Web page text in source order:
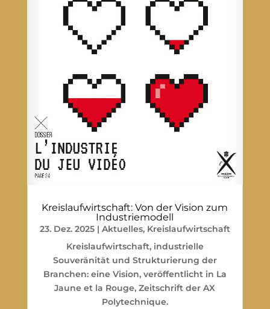
Kreislaufwirtschaft: Von der Vision zum
Industriemodell
23. Dez. 2025| Aktuelles, Kreislaufwirtschaft
Kreislaufwirtschaft, industrielle
Souveränität und Strukturierung der
Branchen: eine Vision, veröffentlicht in La
Jaune et la Rouge, Zeitschrift der AX
Polytechnique.